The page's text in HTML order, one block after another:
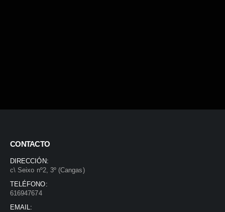
CONTACTO
DIRECCIÓN:
c\ Seixo nº2, 3º (Cangas)
TELÉFONO:
616947674
EMAIL: